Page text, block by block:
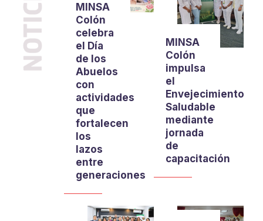
MINSA
Colón
celebra
el Día
de los
Abuelos
con
actividades
que
fortalecen
los
lazos
entre
generaciones
MINSA
Colón
impulsa
el
Envejecimiento
Saludable
mediante
jornada
de
capacitación